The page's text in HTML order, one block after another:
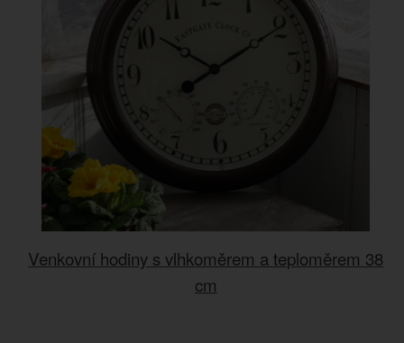
Venkovní hodiny s vlhkoměrem a teploměrem 38
cm